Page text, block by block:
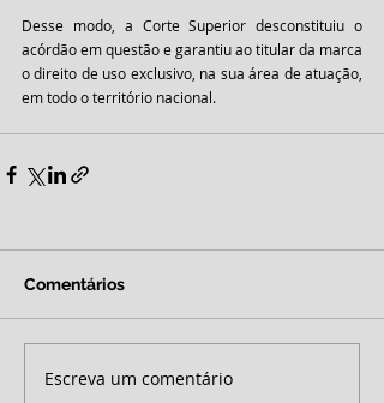
Desse modo, a Corte Superior desconstituiu o
acórdão em questão e garantiu ao titular da marca
o direito de uso exclusivo, na sua área de atuação,
em todo o território nacional.
Comentários
Escreva um comentário